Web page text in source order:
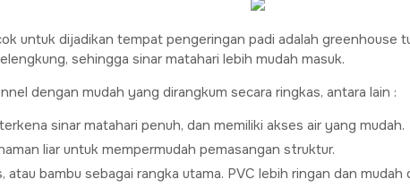
untuk dijadikan tempat pengeringan padi adalah greenhouse
sehingga sinar matahari lebih mudah masuk.
dengan mudah yang dirangkum secara ringkas, antara lain :
sinar matahari penuh, dan memiliki akses air yang mudah.
liar untuk mempermudah pemasangan struktur.
atau bambu sebagai rangka utama. PVC lebih ringan dan mudah